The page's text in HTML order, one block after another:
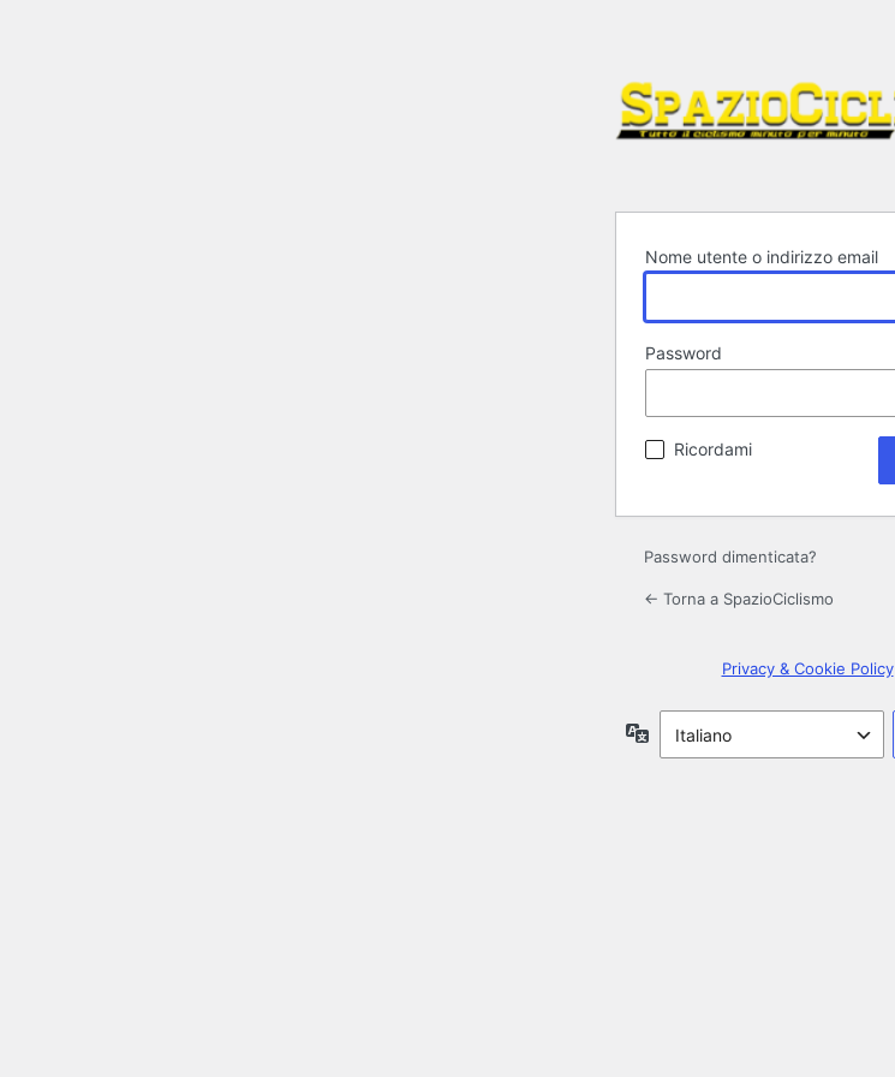
Nome utente o indirizzo email
Password
Ricordami
Password dimenticata?
← Torna a SpazioCiclismo
Privacy & Cookie Policy
Lingua